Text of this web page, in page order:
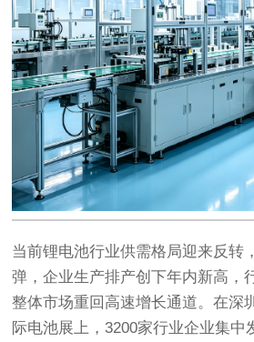
当前锂电池行业供需格局迎来反转
弹，企业生产排产创下年内新高，
整体市场重回高速增长通道。在深
际电池展上，3200家行业企业集中